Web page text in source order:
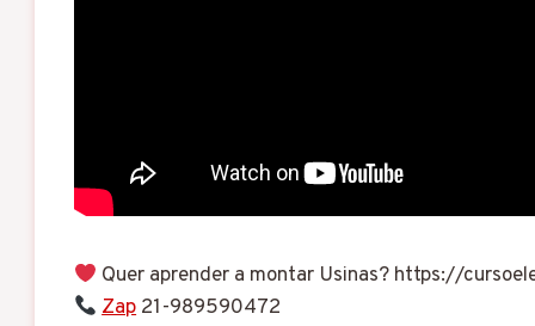
Quer aprender a montar Usinas? https://
Zap21-989590472